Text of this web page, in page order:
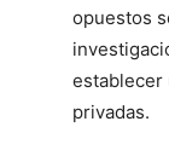
opuestos
establecer
privadas.